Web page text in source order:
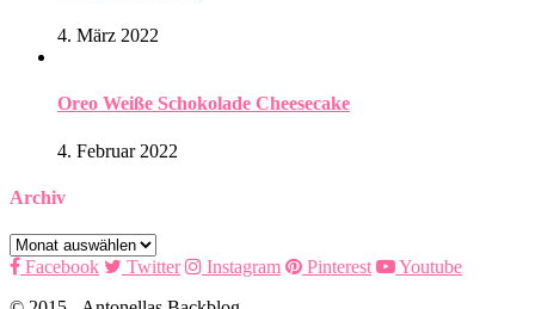
4. März 2022
Oreo Weiße Schokolade Cheesecake
4. Februar 2022
Archiv
Archiv
Facebook
Twitter Instagram Pinterest
Youtube